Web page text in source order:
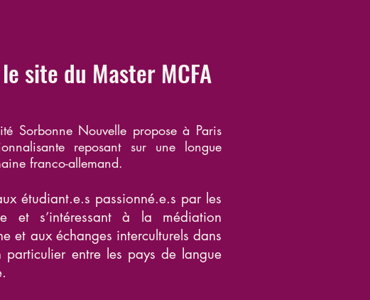
site du Master MCFA
Sorbonne Nouvelle propose à Paris
reposant sur une longue
franco-allemand.
étudiant.e.s passionné.e.s par les
et s’intéressant à la médiation
et aux échanges interculturels dans
particulier entre les pays de langue